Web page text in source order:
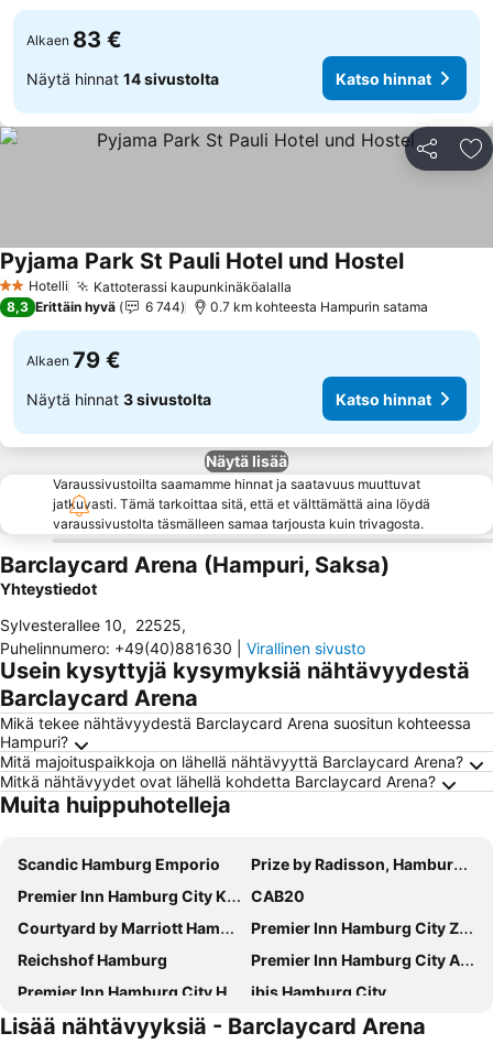
Alkaen 83 €
Näytä hinnat 14 sivustolta Katso hinnat
Jaa
2 Tähtiluokitus
Hotelli Kattoterassi kaupunkinäköalalla
Pyjama Park St Pauli Hotel und HostelKatso
8,3 Erittäin hyvä 6 744 0.7 km kohteesta Hampurin satama
Alkaen 79 €
Näytä hinnat 3 sivustolta Katso hinnat
Näytä lisää
Varaussivustoilta saamamme hinnat ja saatavuus muuttuvat
jatkuvasti. Tämä tarkoittaa sitä, että et välttämättä aina löydä
varaussivustolta täsmälleen samaa tarjousta kuin trivagosta.
Barclaycard Arena (Hampuri, Saksa)
Yhteystiedot
Sylvesterallee 10, 22525,
Puhelinnumero: +49(40)881630 Virallinen sivusto
Usein kysyttyjä kysymyksiä nähtävyydestä
Barclaycard Arena
Mikä tekee nähtävyydestä Barclaycard Arena suositun kohteessa
Hampuri?
Mitä majoituspaikkoja on lähellä nähtävyyttä Barclaycard Arena?
Mitkä nähtävyydet ovat lähellä kohdetta Barclaycard Arena?
Muita huippuhotelleja
Scandic Hamburg Emporio
Prize by Radisson, Hamburg-City
Premier Inn Hamburg City Klostertor
CAB20
Courtyard by Marriott Hamburg City
Premier Inn Hamburg City Zentrum
Reichshof Hamburg
Premier Inn Hamburg City Alster
Premier Inn Hamburg City Hammerbrook
ibis Hamburg City
Hampton by Hilton Hamburg City Centre
Novotel Hamburg City Alster
Lisää nähtävyyksiä - Barclaycard Arena